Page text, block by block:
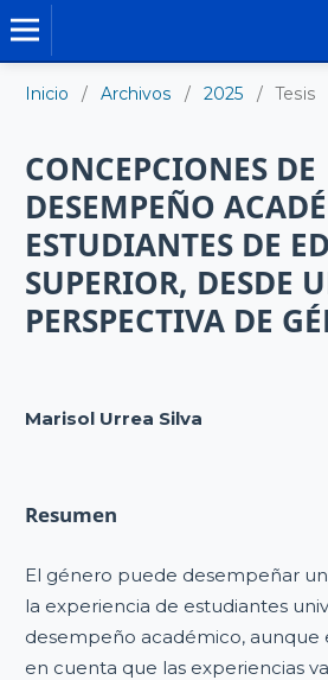
Inicio / Archivos / 2025 / Tesis
CONCEPCIONES DE
DESEMPEÑO
ESTUDIANTES DE
SUPERIOR, DESDE
PERSPECTIVA DE
Marisol Urrea Silva
Resumen
El género puede desempeñar
la experiencia de estudiantes
desempeño académico, aunque
en cuenta que las experiencias